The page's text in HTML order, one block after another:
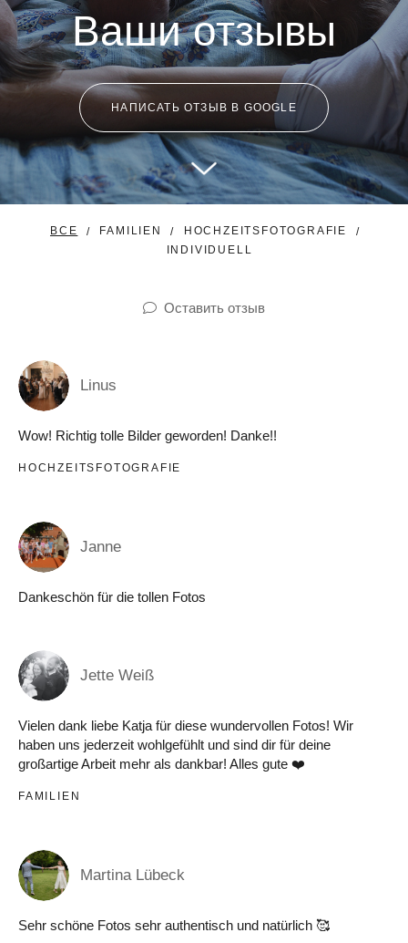
Ваши отзывы
НАПИСАТЬ ОТЗЫВ В GOOGLE
ВСЕ FAMILIEN
HOCHZEITSFOTOGRAFIE
INDIVIDUELL
Оставить отзыв
Linus
Wow! Richtig tolle Bilder geworden! Danke!!
HOCHZEITSFOTOGRAFIE
Janne
Dankeschön für die tollen Fotos
Jette Weiß
Vielen dank liebe Katja für diese wundervollen Fotos! Wir
haben uns jederzeit wohlgefühlt und sind dir für deine
großartige Arbeit mehr als dankbar! Alles gute ❤️
FAMILIEN
Martina Lübeck
Sehr schöne Fotos sehr authentisch und natürlich 🥰